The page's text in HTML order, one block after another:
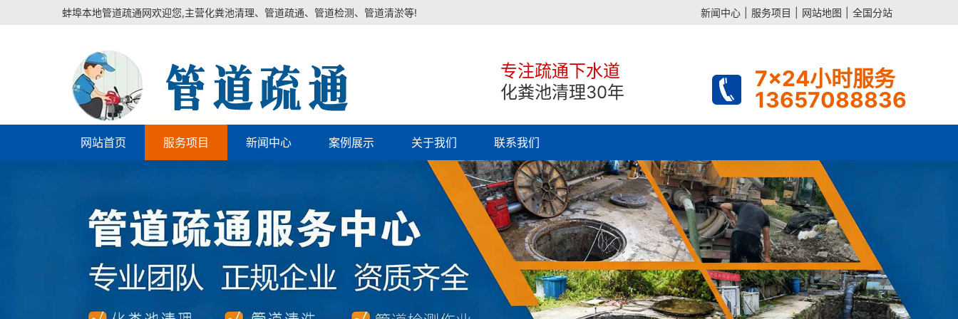
蚌埠本地管道疏通网欢迎您,主营化粪池清理、管道疏通、管道检测、管道清淤等! 新闻中心 服务项目 网站地图 全国分站
专注疏通下水道
化粪池清理30年
7x24小时服务
13657088836
网站首页 服务项目 新闻中心 案例展示 关于我们 联系我们